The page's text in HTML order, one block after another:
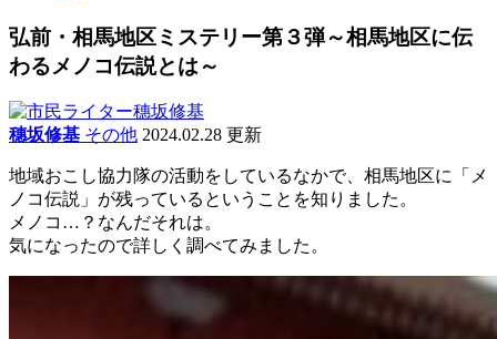
弘前・相馬地区ミステリー第３弾～相馬地区に伝
わるメノコ伝説とは～
穗坂修基 その他 2024.02.28 更新
地域おこし協力隊の活動をしているなかで、相馬地区に「メ
ノコ伝説」が残っているということを知りました。
メノコ…？なんだそれは。
気になったので詳しく調べてみました。